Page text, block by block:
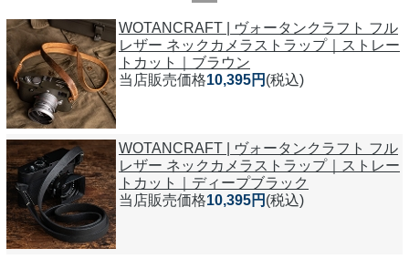
WOTANCRAFT | ヴォータンクラフト フル
レザー ネックカメラストラップ｜ストレー
トカット｜ブラウン
当店販売価格10,395円 (税込)
WOTANCRAFT | ヴォータンクラフト フル
レザー ネックカメラストラップ｜ストレー
トカット｜ディープブラック
当店販売価格10,395円 (税込)